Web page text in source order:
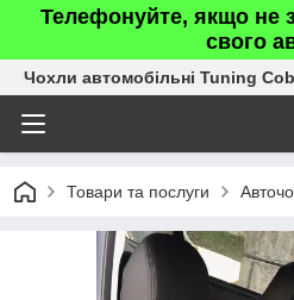
Телефонуйте, якщо не
свого
Чохли автомобільні Tuning
Товари та послуги